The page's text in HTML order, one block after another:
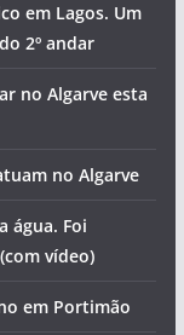
em Lagos. Um
2º andar
no Algarve esta
no Algarve
água. Foi
vídeo)
em Portimão